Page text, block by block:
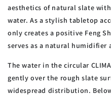
aesthetics of natural slate
water. As a stylish tabletop
only creates a positive Feng
serves as a natural humidifier
The water in the circular
gently over the rough slate
widespread distribution.